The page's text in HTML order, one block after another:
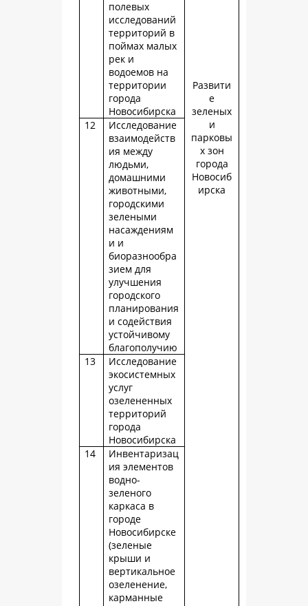
Развити
е
зеленых
и
парковы
х зон
города
Новосиб
ирска
полевых
исследований
территорий в
поймах малых
рек и
водоемов на
территории
города
Новосибирска
12
Исследование
взаимодейств
ия между
людьми,
домашними
животными,
городскими
зелеными
насаждениям
и и
биоразнообра
зием для
улучшения
городского
планирования
и содействия
устойчивому
благополучию
13
Исследование
экосистемных
услуг
озелененных
территорий
города
Новосибирска
14
Инвентаризац
ия элементов
водно-
зеленого
каркаса в
городе
Новосибирске
(зеленые
крыши и
вертикальное
озеленение,
карманные